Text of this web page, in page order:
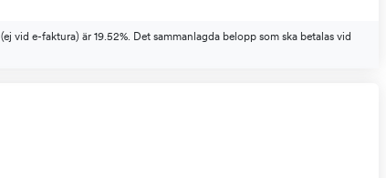
vid e-faktura) är 19.52%. Det sammanlagda belopp som ska betalas vid